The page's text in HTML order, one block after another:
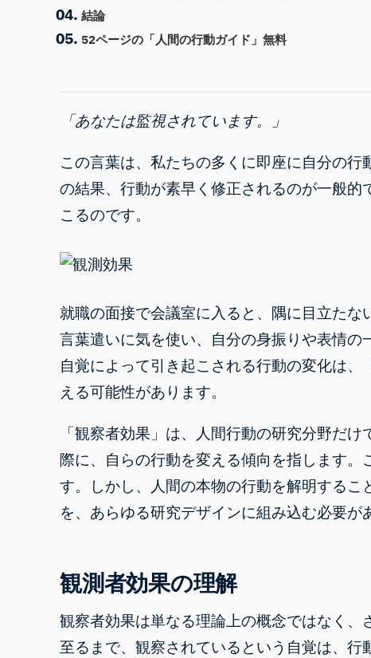
結論
52ページの「人間の行動ガイド」無料
「あなたは監視されています。」
この言葉は、私たちの多くに即座に自分の
の結果、行動が素早く修正されるのが一般
こるのです。
就職の面接で会議室に入ると、隅に目立たな
言葉遣いに気を使い、自分の身振りや表情
自覚によって引き起こされる行動の変化は
える可能性があります。
「観察者効果」は、人間行動の研究分野だ
際に、自らの行動を変える傾向を指します
す。しかし、人間の本物の行動を解明する
を、あらゆる研究デザインに組み込む必要が
観測者効果の理解
観察者効果は単なる理論上の概念ではなく
至るまで、観察されているという自覚は、